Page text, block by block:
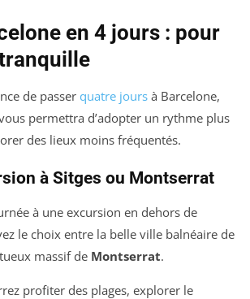
en 4 jours : pour
de passer quatre jours à Barcelone,
permettra d’adopter un rythme plus
des lieux moins fréquentés.
à Sitges ou Montserrat
à une excursion en dehors de
le choix entre la belle ville balnéaire de
massif de Montserrat.
profiter des plages, explorer le